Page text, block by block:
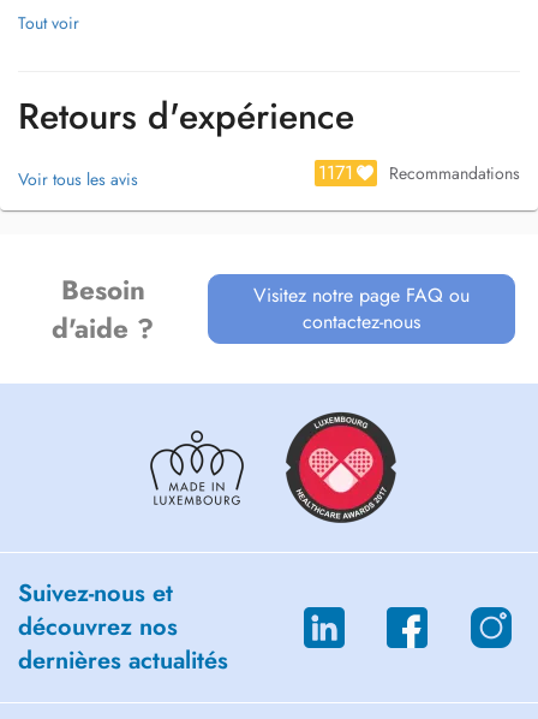
Tout voir
Retours d'expérience
Voir tous les avis 1171 Recommandations
Besoin
d'aide ?
Visitez notre page FAQ ou
contactez-nous
Suivez-nous et
découvrez nos
dernières actualités